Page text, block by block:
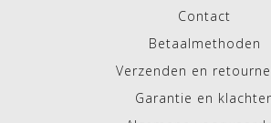
Contact
Betaalmethoden
Verzenden en
Garantie en